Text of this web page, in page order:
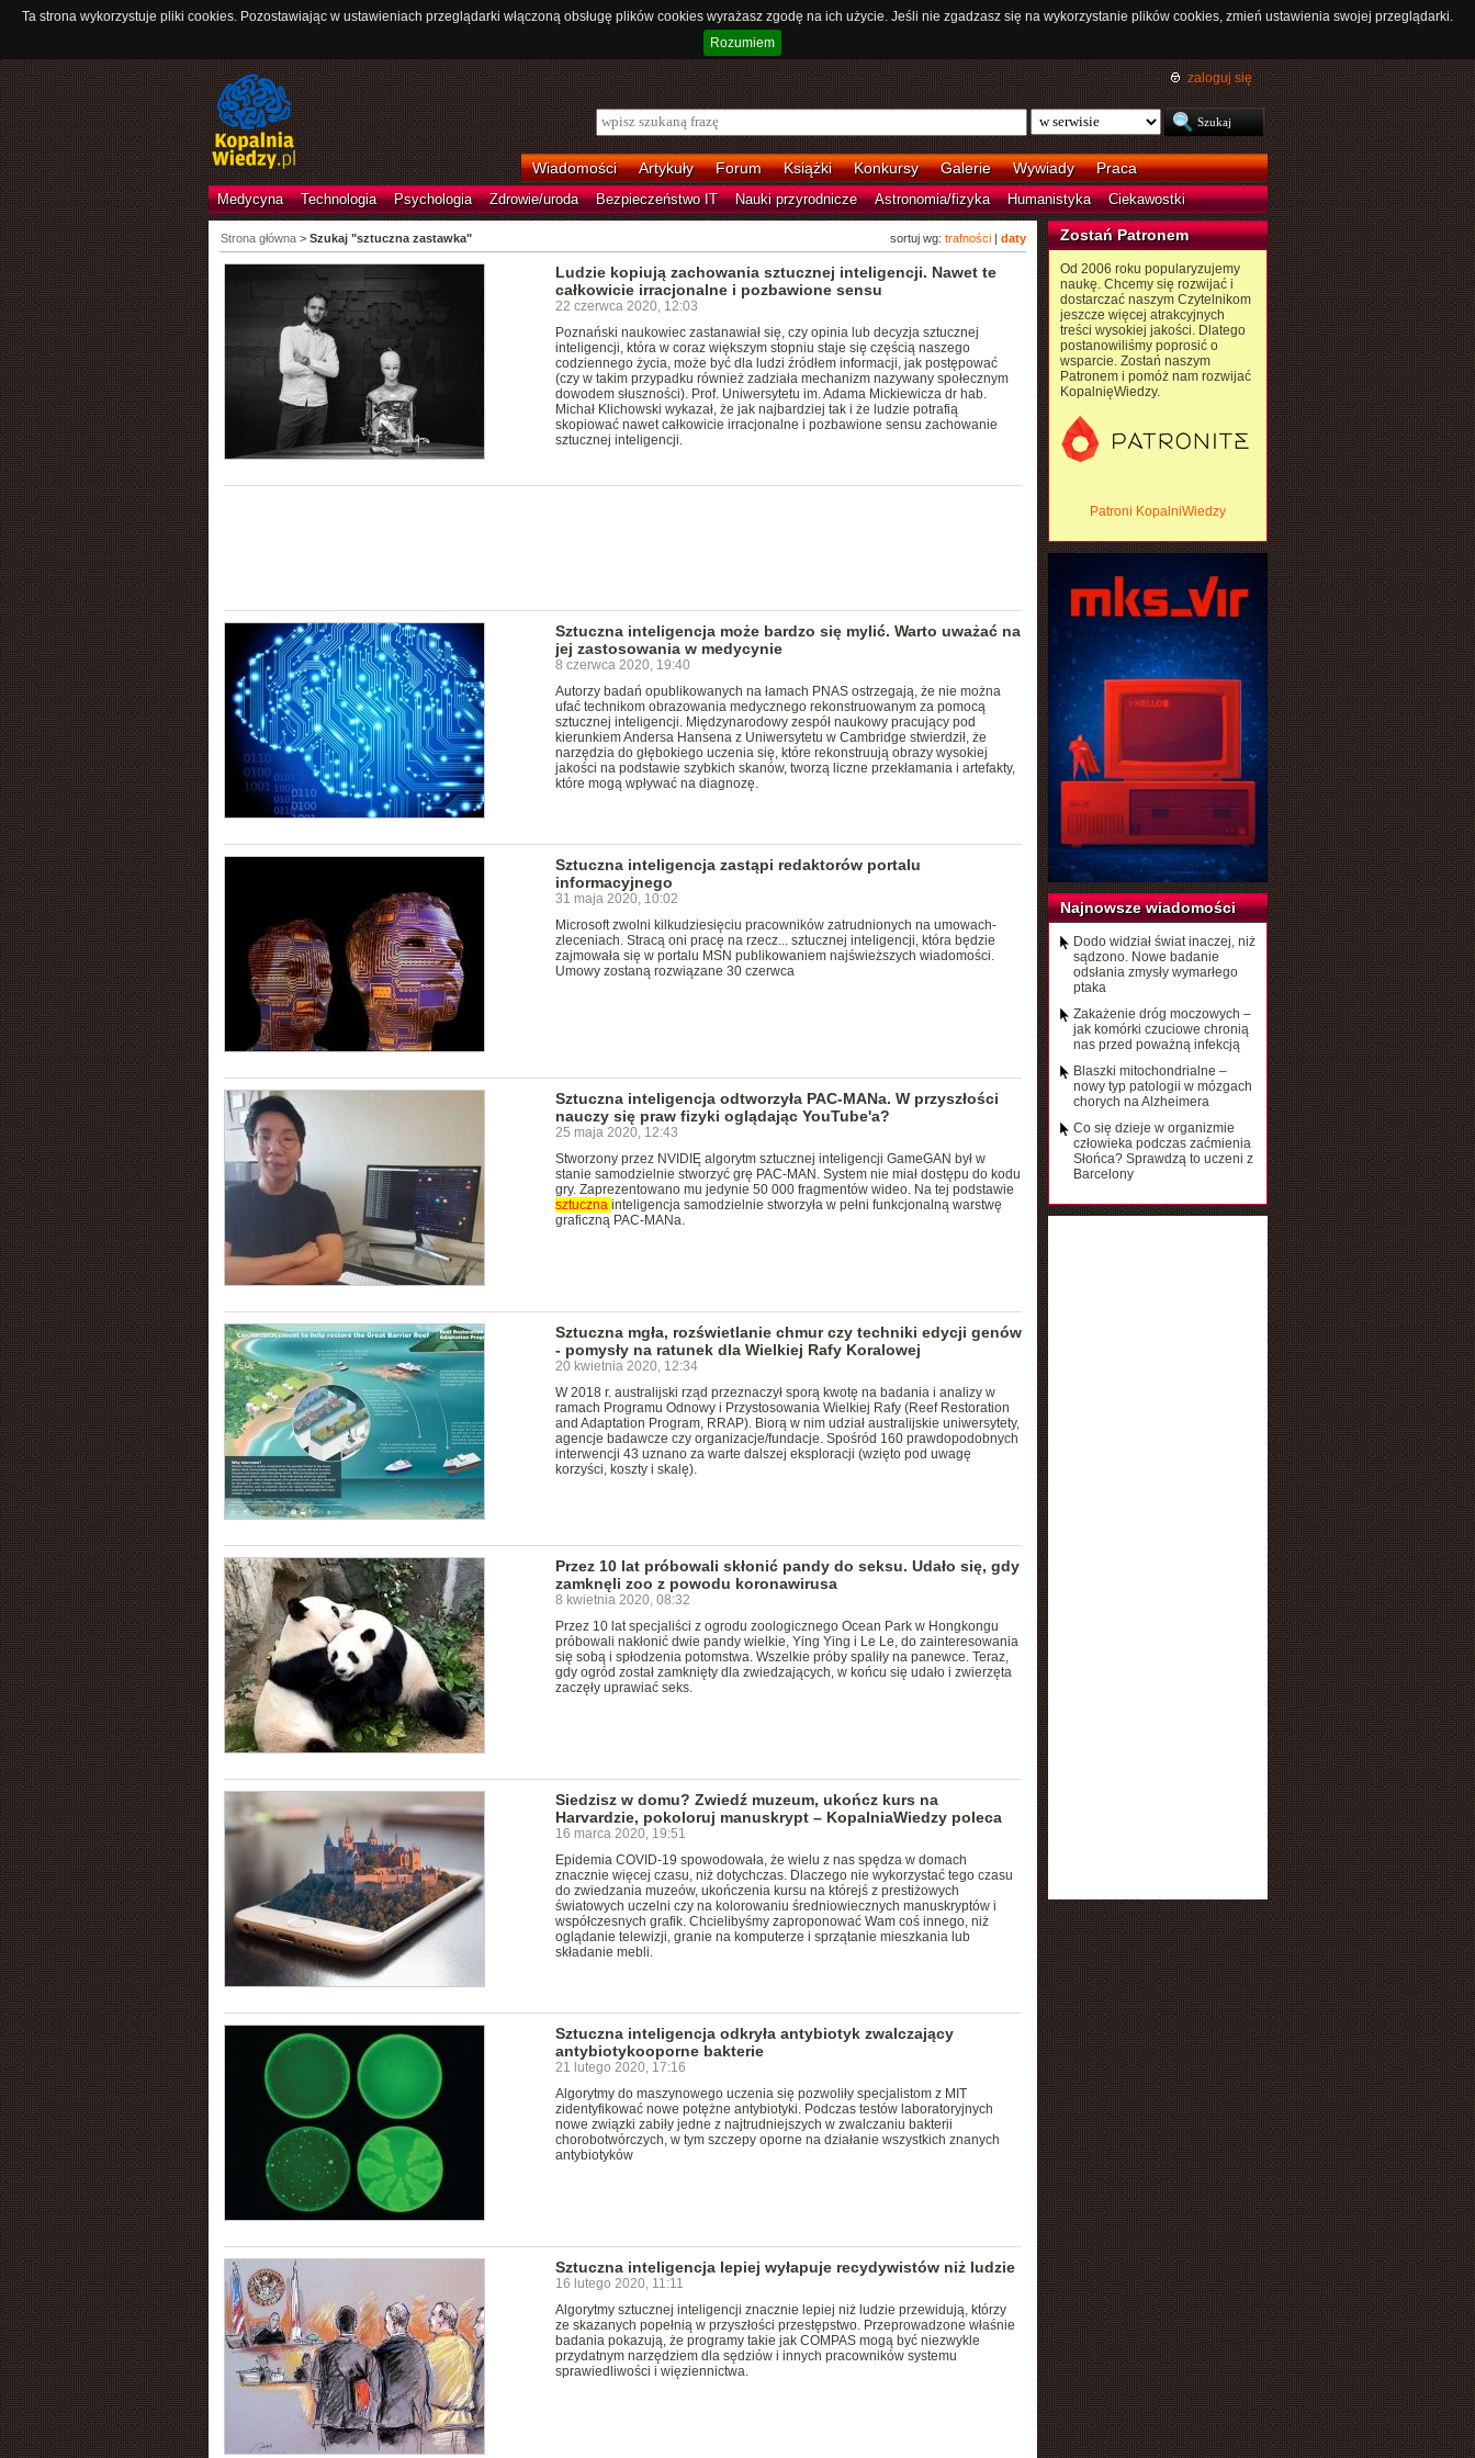
Ta strona wykorzystuje pliki cookies. Pozostawiając w ustawieniach przeglądarki włączoną obsługę plików cookies wyrażasz zgodę na ich użycie. Jeśli nie zgadzasz się na wykorzystanie plików cookies, zmień ustawienia swojej przeglądarki.
Rozumiem
zaloguj się
Wiadomości Artykuły Forum Książki Konkursy Galerie Wywiady Praca
Medycyna Technologia Psychologia Zdrowie/uroda Bezpieczeństwo IT Nauki przyrodnicze Astronomia/fizyka Humanistyka Ciekawostki
sortuj wg: trafności| daty
Strona główna> Szukaj "sztuczna zastawka"
Ludzie kopiują zachowania sztucznej inteligencji. Nawet te
całkowicie irracjonalne i pozbawione sensu
22 czerwca 2020, 12:03
Poznański naukowiec zastanawiał się, czy opinia lub decyzja sztucznej
inteligencji, która w coraz większym stopniu staje się częścią naszego
codziennego życia, może być dla ludzi źródłem informacji, jak postępować
(czy w takim przypadku również zadziała mechanizm nazywany społecznym
dowodem słuszności). Prof. Uniwersytetu im. Adama Mickiewicza dr hab.
Michał Klichowski wykazał, że jak najbardziej tak i że ludzie potrafią
skopiować nawet całkowicie irracjonalne i pozbawione sensu zachowanie
sztucznej inteligencji.
Sztuczna inteligencja może bardzo się mylić. Warto uważać na
jej zastosowania w medycynie
8 czerwca 2020, 19:40
Autorzy badań opublikowanych na łamach PNAS ostrzegają, że nie można
ufać technikom obrazowania medycznego rekonstruowanym za pomocą
sztucznej inteligencji. Międzynarodowy zespół naukowy pracujący pod
kierunkiem Andersa Hansena z Uniwersytetu w Cambridge stwierdził, że
narzędzia do głębokiego uczenia się, które rekonstruują obrazy wysokiej
jakości na podstawie szybkich skanów, tworzą liczne przekłamania i artefakty,
które mogą wpływać na diagnozę.
Sztuczna inteligencja zastąpi redaktorów portalu
informacyjnego
31 maja 2020, 10:02
Microsoft zwolni kilkudziesięciu pracowników zatrudnionych na umowach-
zleceniach. Stracą oni pracę na rzecz... sztucznej inteligencji, która będzie
zajmowała się w portalu MSN publikowaniem najświeższych wiadomości.
Umowy zostaną rozwiązane 30 czerwca
Sztuczna inteligencja odtworzyła PAC-MANa. W przyszłości
nauczy się praw fizyki oglądając YouTube'a?
25 maja 2020, 12:43
Stworzony przez NVIDIĘ algorytm sztucznej inteligencji GameGAN był w
stanie samodzielnie stworzyć grę PAC-MAN. System nie miał dostępu do kodu
gry. Zaprezentowano mu jedynie 50 000 fragmentów wideo. Na tej podstawie
sztuczna inteligencja samodzielnie stworzyła w pełni funkcjonalną warstwę
graficzną PAC-MANa.
Sztuczna mgła, rozświetlanie chmur czy techniki edycji genów
- pomysły na ratunek dla Wielkiej Rafy Koralowej
20 kwietnia 2020, 12:34
W 2018 r. australijski rząd przeznaczył sporą kwotę na badania i analizy w
ramach Programu Odnowy i Przystosowania Wielkiej Rafy (Reef Restoration
and Adaptation Program, RRAP). Biorą w nim udział australijskie uniwersytety,
agencje badawcze czy organizacje/fundacje. Spośród 160 prawdopodobnych
interwencji 43 uznano za warte dalszej eksploracji (wzięto pod uwagę
korzyści, koszty i skalę).
Przez 10 lat próbowali skłonić pandy do seksu. Udało się, gdy
zamknęli zoo z powodu koronawirusa
8 kwietnia 2020, 08:32
Przez 10 lat specjaliści z ogrodu zoologicznego Ocean Park w Hongkongu
próbowali nakłonić dwie pandy wielkie, Ying Ying i Le Le, do zainteresowania
się sobą i spłodzenia potomstwa. Wszelkie próby spaliły na panewce. Teraz,
gdy ogród został zamknięty dla zwiedzających, w końcu się udało i zwierzęta
zaczęły uprawiać seks.
Siedzisz w domu? Zwiedź muzeum, ukończ kurs na
Harvardzie, pokoloruj manuskrypt – KopalniaWiedzy poleca
16 marca 2020, 19:51
Epidemia COVID-19 spowodowała, że wielu z nas spędza w domach
znacznie więcej czasu, niż dotychczas. Dlaczego nie wykorzystać tego czasu
do zwiedzania muzeów, ukończenia kursu na którejś z prestiżowych
światowych uczelni czy na kolorowaniu średniowiecznych manuskryptów i
współczesnych grafik. Chcielibyśmy zaproponować Wam coś innego, niż
oglądanie telewizji, granie na komputerze i sprzątanie mieszkania lub
składanie mebli.
Sztuczna inteligencja odkryła antybiotyk zwalczający
antybiotykooporne bakterie
21 lutego 2020, 17:16
Algorytmy do maszynowego uczenia się pozwoliły specjalistom z MIT
zidentyfikować nowe potężne antybiotyki. Podczas testów laboratoryjnych
nowe związki zabiły jedne z najtrudniejszych w zwalczaniu bakterii
chorobotwórczych, w tym szczepy oporne na działanie wszystkich znanych
antybiotyków
Sztuczna inteligencja lepiej wyłapuje recydywistów niż ludzie
16 lutego 2020, 11:11
Algorytmy sztucznej inteligencji znacznie lepiej niż ludzie przewidują, którzy
ze skazanych popełnią w przyszłości przestępstwo. Przeprowadzone właśnie
badania pokazują, że programy takie jak COMPAS mogą być niezwykle
przydatnym narzędziem dla sędziów i innych pracowników systemu
sprawiedliwości i więziennictwa.
Zostań Patronem
Od 2006 roku popularyzujemy
naukę. Chcemy się rozwijać i
dostarczać naszym Czytelnikom
jeszcze więcej atrakcyjnych
treści wysokiej jakości. Dlatego
postanowiliśmy poprosić o
wsparcie. Zostań naszym
Patronem i pomóż nam rozwijać
KopalnięWiedzy.
Patroni KopalniWiedzy
Najnowsze wiadomości
Dodo widział świat inaczej, niż
sądzono. Nowe badanie
odsłania zmysły wymarłego
ptaka
Zakażenie dróg moczowych –
jak komórki czuciowe chronią
nas przed poważną infekcją
Blaszki mitochondrialne –
nowy typ patologii w mózgach
chorych na Alzheimera
Co się dzieje w organizmie
człowieka podczas zaćmienia
Słońca? Sprawdzą to uczeni z
Barcelony